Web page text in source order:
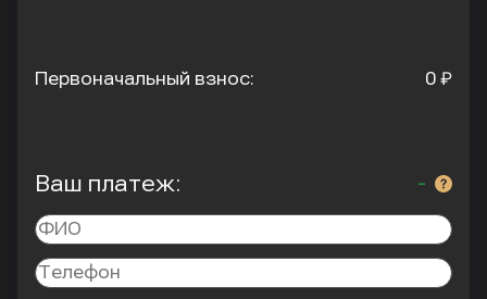
Первоначальный взнос: 0 ₽
Ваш платеж: -